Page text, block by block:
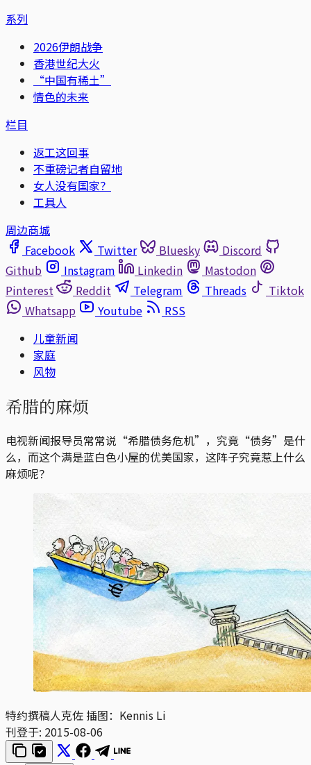
系列
2026伊朗战争
香港世纪大火
“中国有稀土”
情色的未来
栏目
返工这回事
不重磅记者自留地
女人没有国家？
工具人
周边商城
Facebook
Twitter Bluesky
Discord
Github
Instagram Linkedin
Mastodon
Pinterest
Reddit Telegram Threads
Tiktok
Whatsapp
Youtube
RSS
儿童新闻
家庭
风物
希腊的麻烦
电视新闻报导员常常说“希腊债务危机”，究竟“债务”是什
么，而这个满是蓝白色小屋的优美国家，这阵子究竟惹上什么
麻烦呢？
特约撰稿人克佐 插图：Kennis Li
刊登于: 2015-08-06